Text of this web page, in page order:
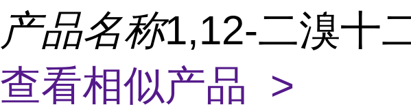
产品名称1,12-二溴十
查看相似产品 >